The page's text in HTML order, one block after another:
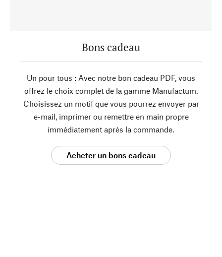
Bons cadeau
Un pour tous : Avec notre bon cadeau PDF, vous
offrez le choix complet de la gamme Manufactum.
Choisissez un motif que vous pourrez envoyer par
e-mail, imprimer ou remettre en main propre
immédiatement après la commande.
Acheter un bons cadeau